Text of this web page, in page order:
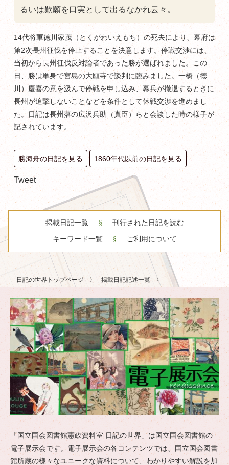
るいは歎願を口実として出るなかれ云々。
14代将軍徳川家茂（とくがわいえもち）の死去により、幕府は
第2次長州征伐を停止することを決意します。停戦交渉には、
当初から長州征伐反対論者であった勝が選ばれました。この
日、勝は単身で宮島の大願寺で談判に臨みました。一橋（徳
川）慶喜の意を汲んで停戦を申し込み、幕兵が撤退するときに
長州が追撃しないことなどを条件として休戦交渉を進めまし
た。日記は長州藩の広沢兵助（真臣）らと会談した時の様子が
記されています。
勝海舟の日記を見る 1860年代以前の日記を見る
Tweet
掲載日記一覧 刊行された日記を読む
キーワード一覧 ご利用について
日記の世界トップページ 掲載日記記述一覧
「国立国会図書館憲政資料室 日記の世界」は国立国会図書館の
電子展示会です。電子展示会の各コンテンツでは、国立国会図書
館所蔵の様々なユニークな資料について、わかりやすい解説を加